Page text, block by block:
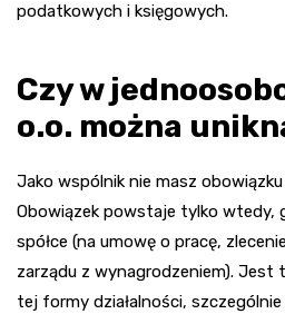
podatkowych i księgowych.
Czy w
o.o. można
Jako wspólnik nie masz obowiązku
Obowiązek powstaje tylko wtedy,
spółce (na umowę o pracę,
zarządu z wynagrodzeniem).
tej formy działalności,